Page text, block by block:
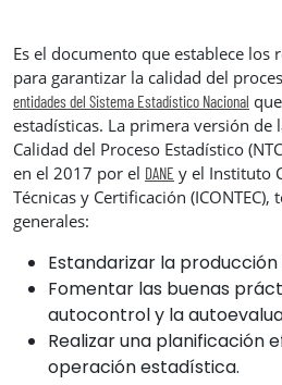
Es el documento que establece los
para garantizar la calidad del
entidades del Sistema Estadístico Nacional
estadísticas. La primera versión de
Calidad del Proceso Estadístico
en el 2017 por el DANE y el Instituto
Técnicas y Certificación
generales:
Estandarizar la
Fomentar las buenas
autocontrol y la
Realizar una planificación
operación estadística.